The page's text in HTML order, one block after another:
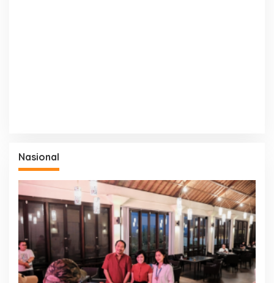
Nasional